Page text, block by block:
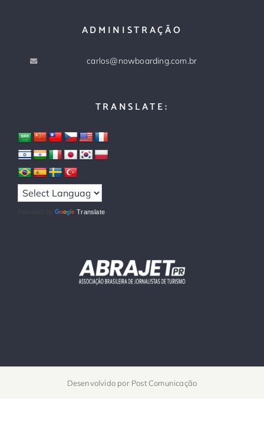
ADMINISTRAÇÃO
carlos@nowboarding.com.br
TRANSLATE:
Powered by Translate
Desenvolvido por Post Comunicação